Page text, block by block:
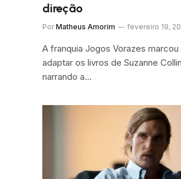
direção
Por Matheus Amorim fevereiro 19,
A franquia Jogos Vorazes
adaptar os livros de Suzanne
narrando a…